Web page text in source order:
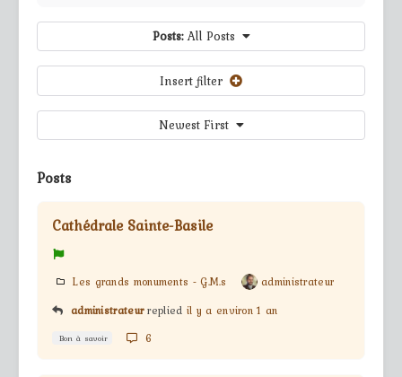
Posts: All Posts
Insert filter
Newest First
Posts
Cathédrale Sainte-Basile
Les grands monuments - G.M.s
administrateur
administrateur replied il y a environ 1 an
Bon à savoir 6